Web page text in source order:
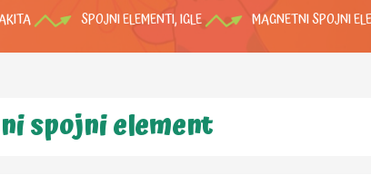
SPOJNI ELEMENTI, IGLE MAGNETNI SPOJNI
spojni element